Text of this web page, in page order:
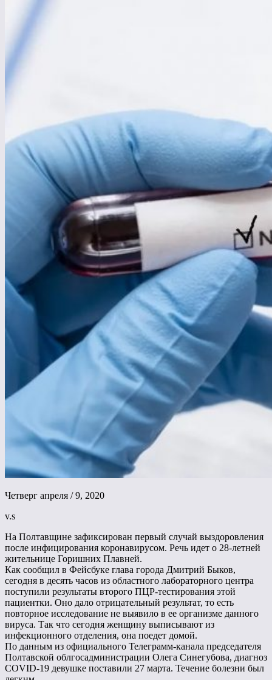
Четверг апреля / 9, 2020
v.s
На Полтавщине зафиксирован первый случай выздоровления
после инфицирования коронавирусом. Речь идет о 28-летней
жительнице Горишних Плавней.
Как сообщил в Фейсбуке глава города Дмитрий Быков,
сегодня в десять часов из областного лабораторного центра
поступили результаты второго ПЦР-тестирования этой
пациентки. Оно дало отрицательный результат, то есть
повторное исследование не выявило в ее организме данного
вируса. Так что сегодня женщину выписывают из
инфекционного отделения, она поедет домой.
По данным из официального Телеграмм-канала председателя
Полтавской облгосадминистрации Олега Синегубова, диагноз
COVID-19 девушке поставили 27 марта. Течение болезни был